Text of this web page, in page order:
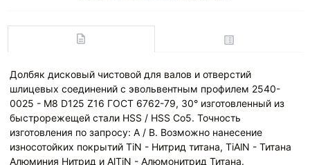
Долбяк дисковый чистовой для валов и отверстий
шлицевых соединений с эвольвентным профилем 2540-
0025 - M8 D125 Z16 ГОСТ 6762-79, 30° изготовленный из
быстрорежещей стали HSS / HSS Co5. Точность
изготовления по запросу: A / B. Возможно нанесение
износотойких покрытий TiN - Нитрид титана, TiAlN - Титана
Алюминия Нитрид и AlTiN - Алюмонитрид Титана.